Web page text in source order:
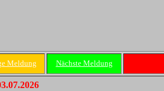
Meldung Nächste Meldung